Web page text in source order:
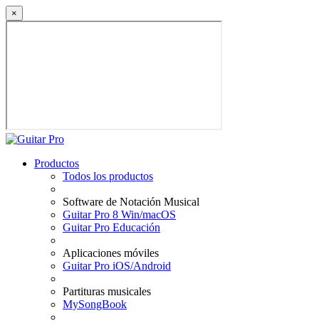
×
Productos
Todos los productos
Software de Notación Musical
Guitar Pro 8 Win/macOS
Guitar Pro Educación
Aplicaciones móviles
Guitar Pro iOS/Android
Partituras musicales
MySongBook